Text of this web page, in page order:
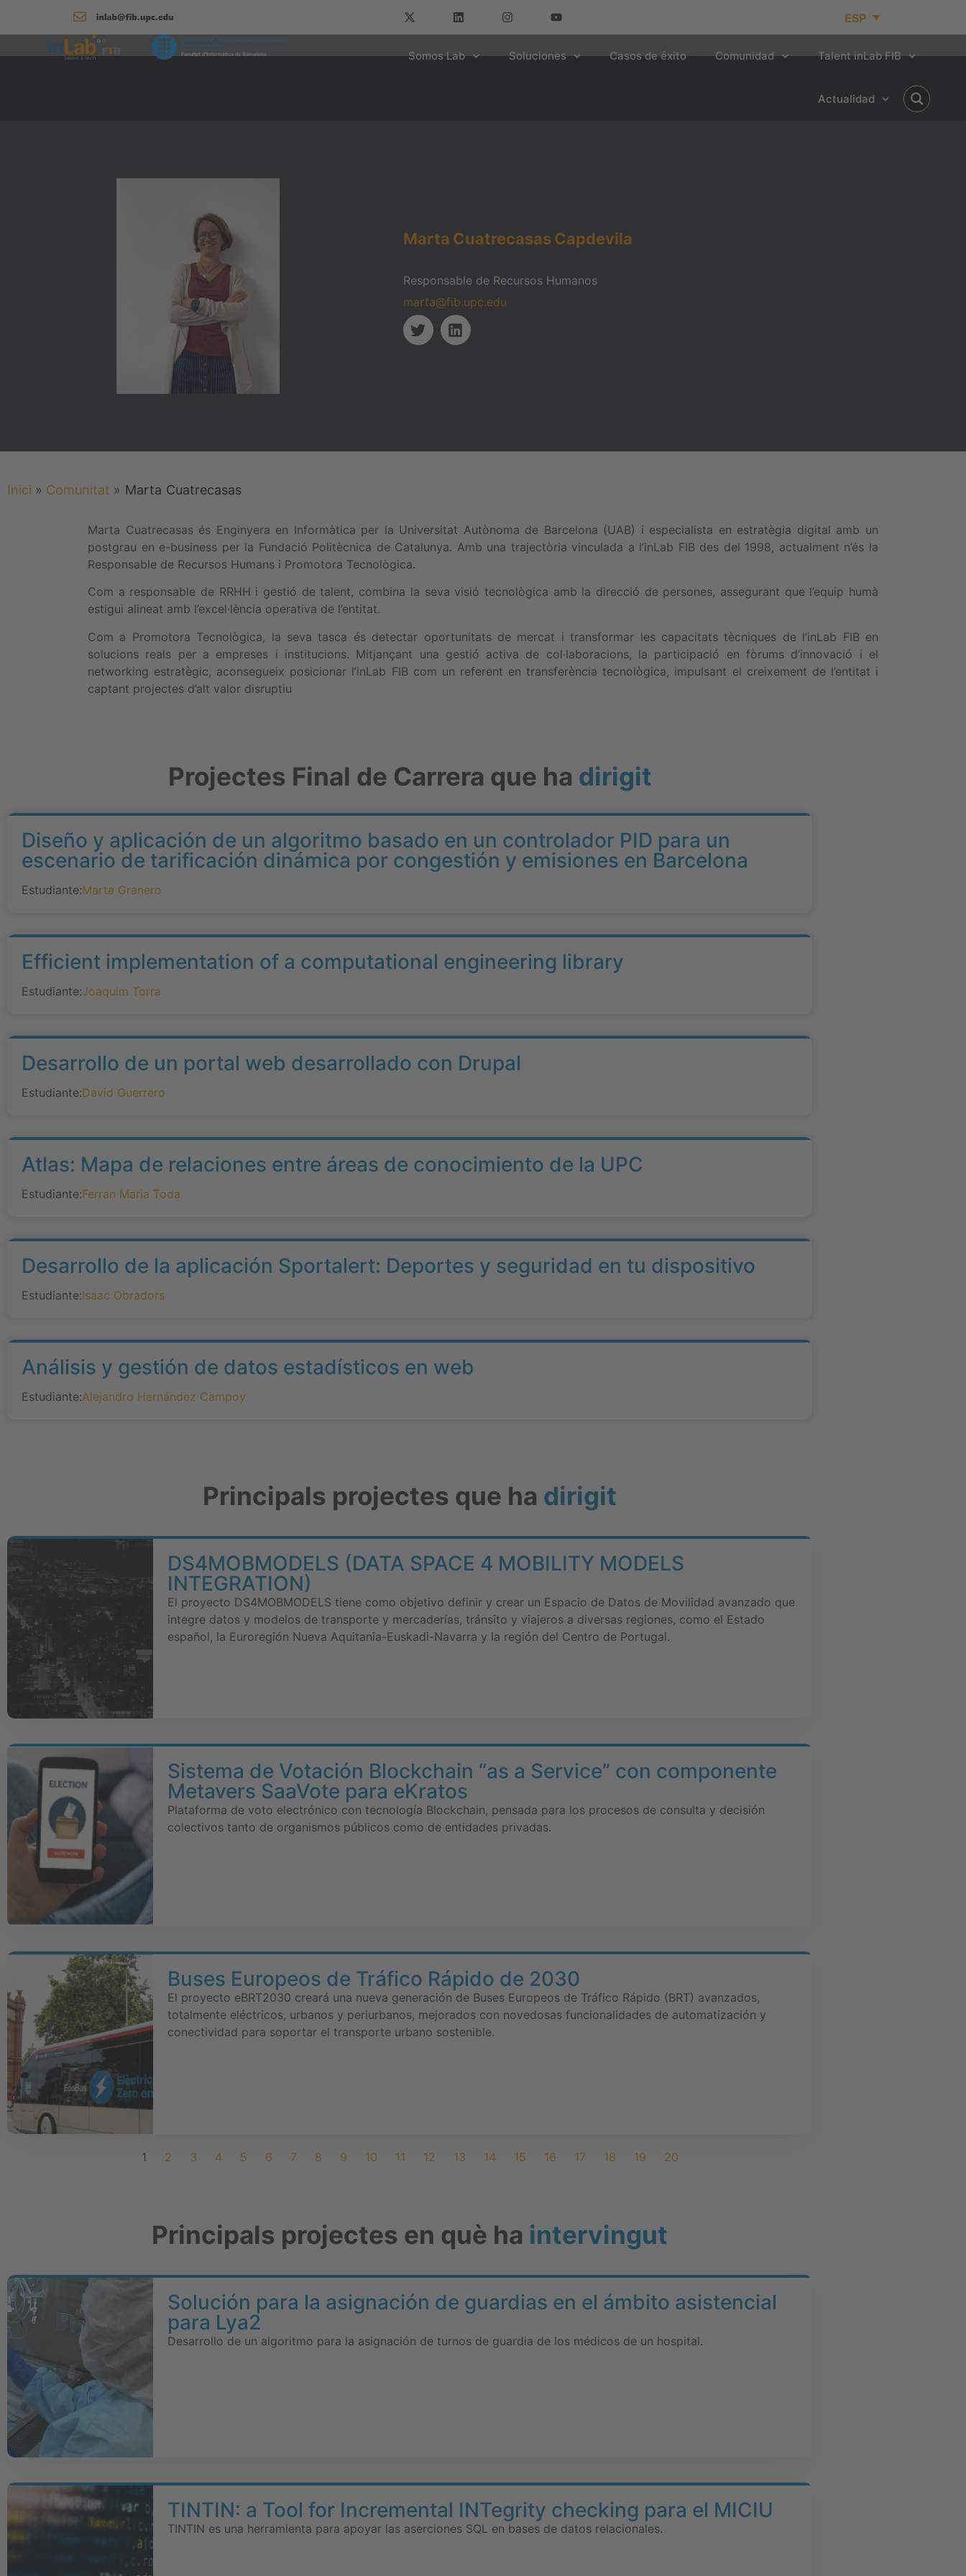
ESP
Somos Lab Soluciones Casos de éxito Comunidad Talent inLab FIB
Actualidad
Marta CuatrecasasCapdevila
Responsable de Recursos Humanos
marta@fib.upc.edu
Inici » Comunitat » Marta Cuatrecasas
Marta Cuatrecasas és Enginyera en Informàtica per la Universitat Autònoma de Barcelona (UAB) i especialista en estratègia digital amb un
postgrau en e-business per la Fundació Politècnica de Catalunya. Amb una trajectòria vinculada a l’inLab FIB des del 1998, actualment n’és la
Responsable de Recursos Humans i Promotora Tecnològica.
Com a responsable de RRHH i gestió de talent, combina la seva visió tecnològica amb la direcció de persones, assegurant que l’equip humà
estigui alineat amb l’excel·lència operativa de l’entitat.
Com a Promotora Tecnològica, la seva tasca és detectar oportunitats de mercat i transformar les capacitats tècniques de l’inLab FIB en
solucions reals per a empreses i institucions. Mitjançant una gestió activa de col·laboracions, la participació en fòrums d’innovació i el
networking estratègic, aconsegueix posicionar l’inLab FIB com un referent en transferència tecnològica, impulsant el creixement de l’entitat i
captant projectes d’alt valor disruptiu
Projectes Final de Carrera que ha dirigit
Diseño y aplicación de un algoritmo basado en un controlador PID para un
escenario de tarificación dinámica por congestión y emisiones en Barcelona
Estudiante:Marta Granero
Efficient implementation of a computational engineering library
Estudiante:Joaquim Torra
Desarrollo de un portal web desarrollado con Drupal
Estudiante:David Guerrero
Atlas: Mapa de relaciones entre áreas de conocimiento de la UPC
Estudiante:Ferran Maria Toda
Desarrollo de la aplicación Sportalert: Deportes y seguridad en tu dispositivo
Estudiante:Isaac Obradors
Análisis y gestión de datos estadísticos en web
Estudiante:Alejandro Hernández Campoy
Principals projectes que ha dirigit
DS4MOBMODELS (DATA SPACE 4 MOBILITY MODELS
INTEGRATION)
El proyecto DS4MOBMODELS tiene como objetivo definir y crear un Espacio de Datos de Movilidad avanzado que
integre datos y modelos de transporte y mercaderías, tránsito y viajeros a diversas regiones, como el Estado
español, la Euroregión Nueva Aquitania-Euskadi-Navarra y la región del Centro de Portugal.
Sistema de Votación Blockchain “as a Service” con componente
Metavers SaaVote para eKratos
Plataforma de voto electrónico con tecnología Blockchain, pensada para los procesos de consulta y decisión
colectivos tanto de organismos públicos como de entidades privadas.
Buses Europeos de Tráfico Rápido de 2030
El proyecto eBRT2030 creará una nueva generación de Buses Europeos de Tráfico Rápido (BRT) avanzados,
totalmente eléctricos, urbanos y periurbanos, mejorados con novedosas funcionalidades de automatización y
conectividad para soportar el transporte urbano sostenible.
1 2 3 4 5 6 7 8 9 10 11 12 13 14 15 16 17 18 19 20
Principals projectes en què ha intervingut
Solución para la asignación de guardias en el ámbito asistencial
para Lya2
Desarrollo de un algoritmo para la asignación de turnos de guardia de los médicos de un hospital.
TINTIN: a Tool for Incremental INTegrity checking para el MICIU
TINTIN es una herramienta para apoyar las aserciones SQL en bases de datos relacionales.